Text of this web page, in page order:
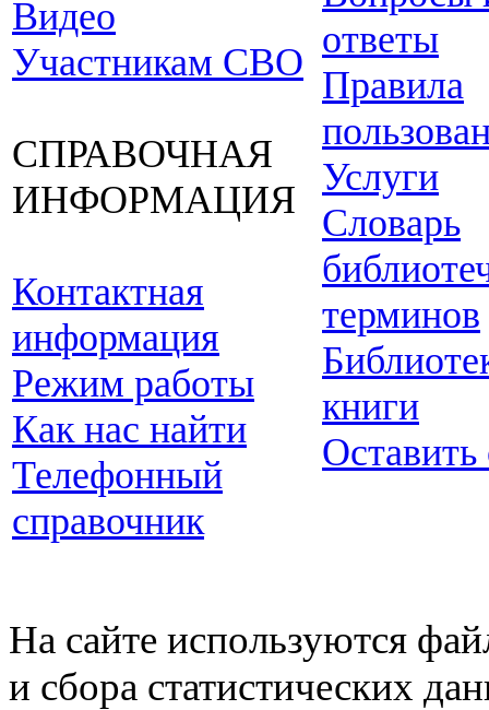
Видео
Участникам СВО
СПРАВОЧНАЯ
ИНФОРМАЦИЯ
Контактная
информация
Режим работы
Как нас найти
Телефонный
справочник
ответы
Правила
Услуги
Словарь
терминов
книги
Оставить
На сайте используются
и сбора статистических